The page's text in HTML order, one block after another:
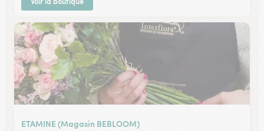
ETAMINE (Magasin BEBLOOM)